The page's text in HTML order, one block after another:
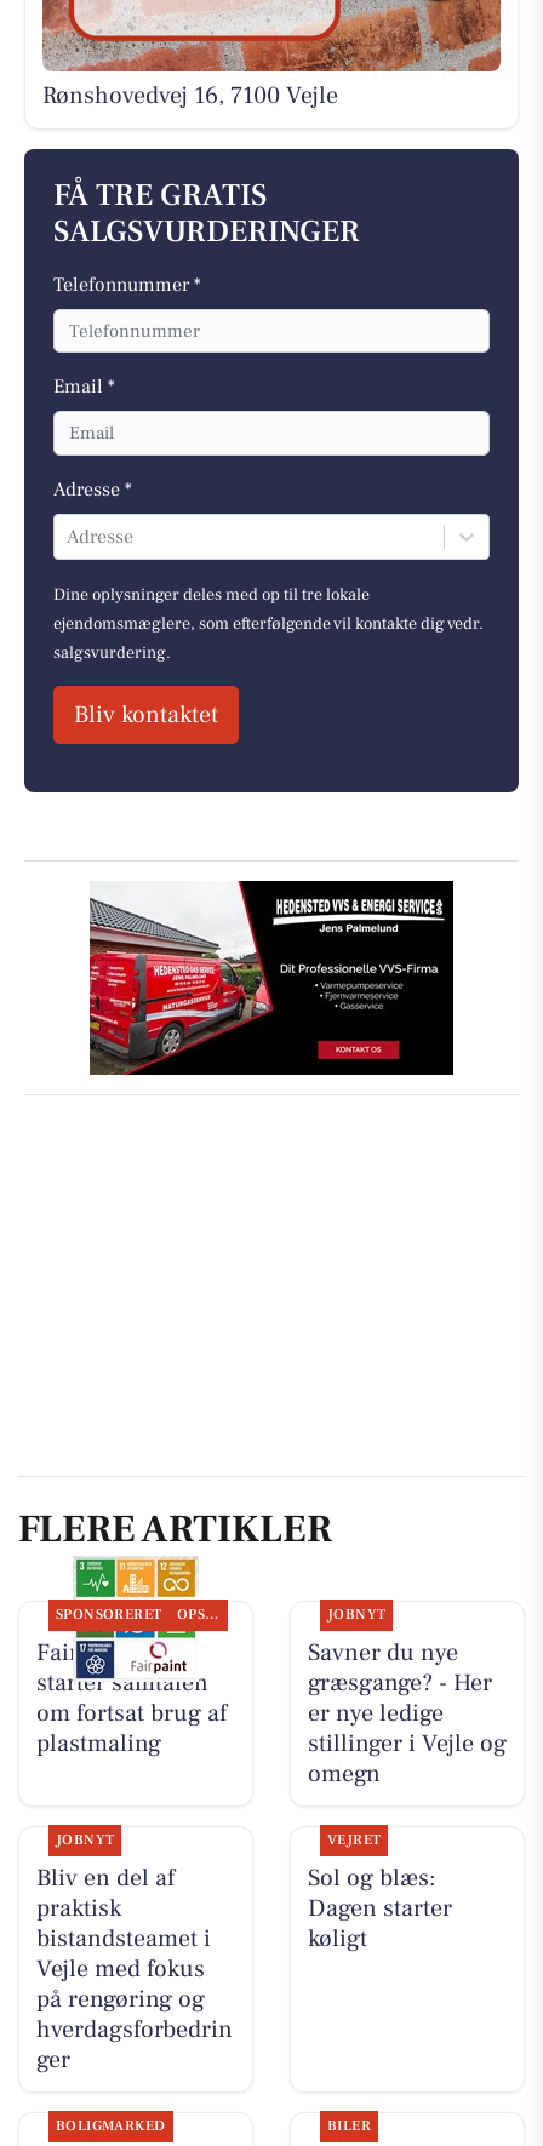
Rønshovedvej 16, 7100 Vejle
FÅ TRE GRATIS
SALGSVURDERINGER
Telefonnummer *
Email *
Adresse *
Adresse
Dine oplysninger deles med op til tre lokale
ejendomsmæglere, som efterfølgende vil kontakte dig vedr.
salgsvurdering.
Bliv kontaktet
FLERE ARTIKLER
SPONSORERET OPSLAGSTAVLEN
Fairpaint ApS
starter samtalen
om fortsat brug af
plastmaling
JOBNYT
Savner du nye
græsgange? - Her
er nye ledige
stillinger i Vejle og
omegn
JOBNYT
Bliv en del af
praktisk
bistandsteamet i
Vejle med fokus
på rengøring og
hverdagsforbedrin
ger
VEJRET
Sol og blæs:
Dagen starter
køligt
BOLIGMARKED BILER